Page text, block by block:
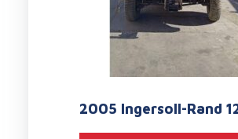
2005 Ingersoll-Rand